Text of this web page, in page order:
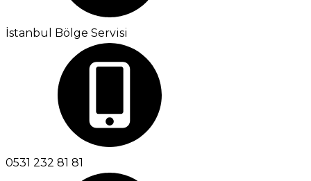
İstanbul Bölge Servisi
0531 232 81 81